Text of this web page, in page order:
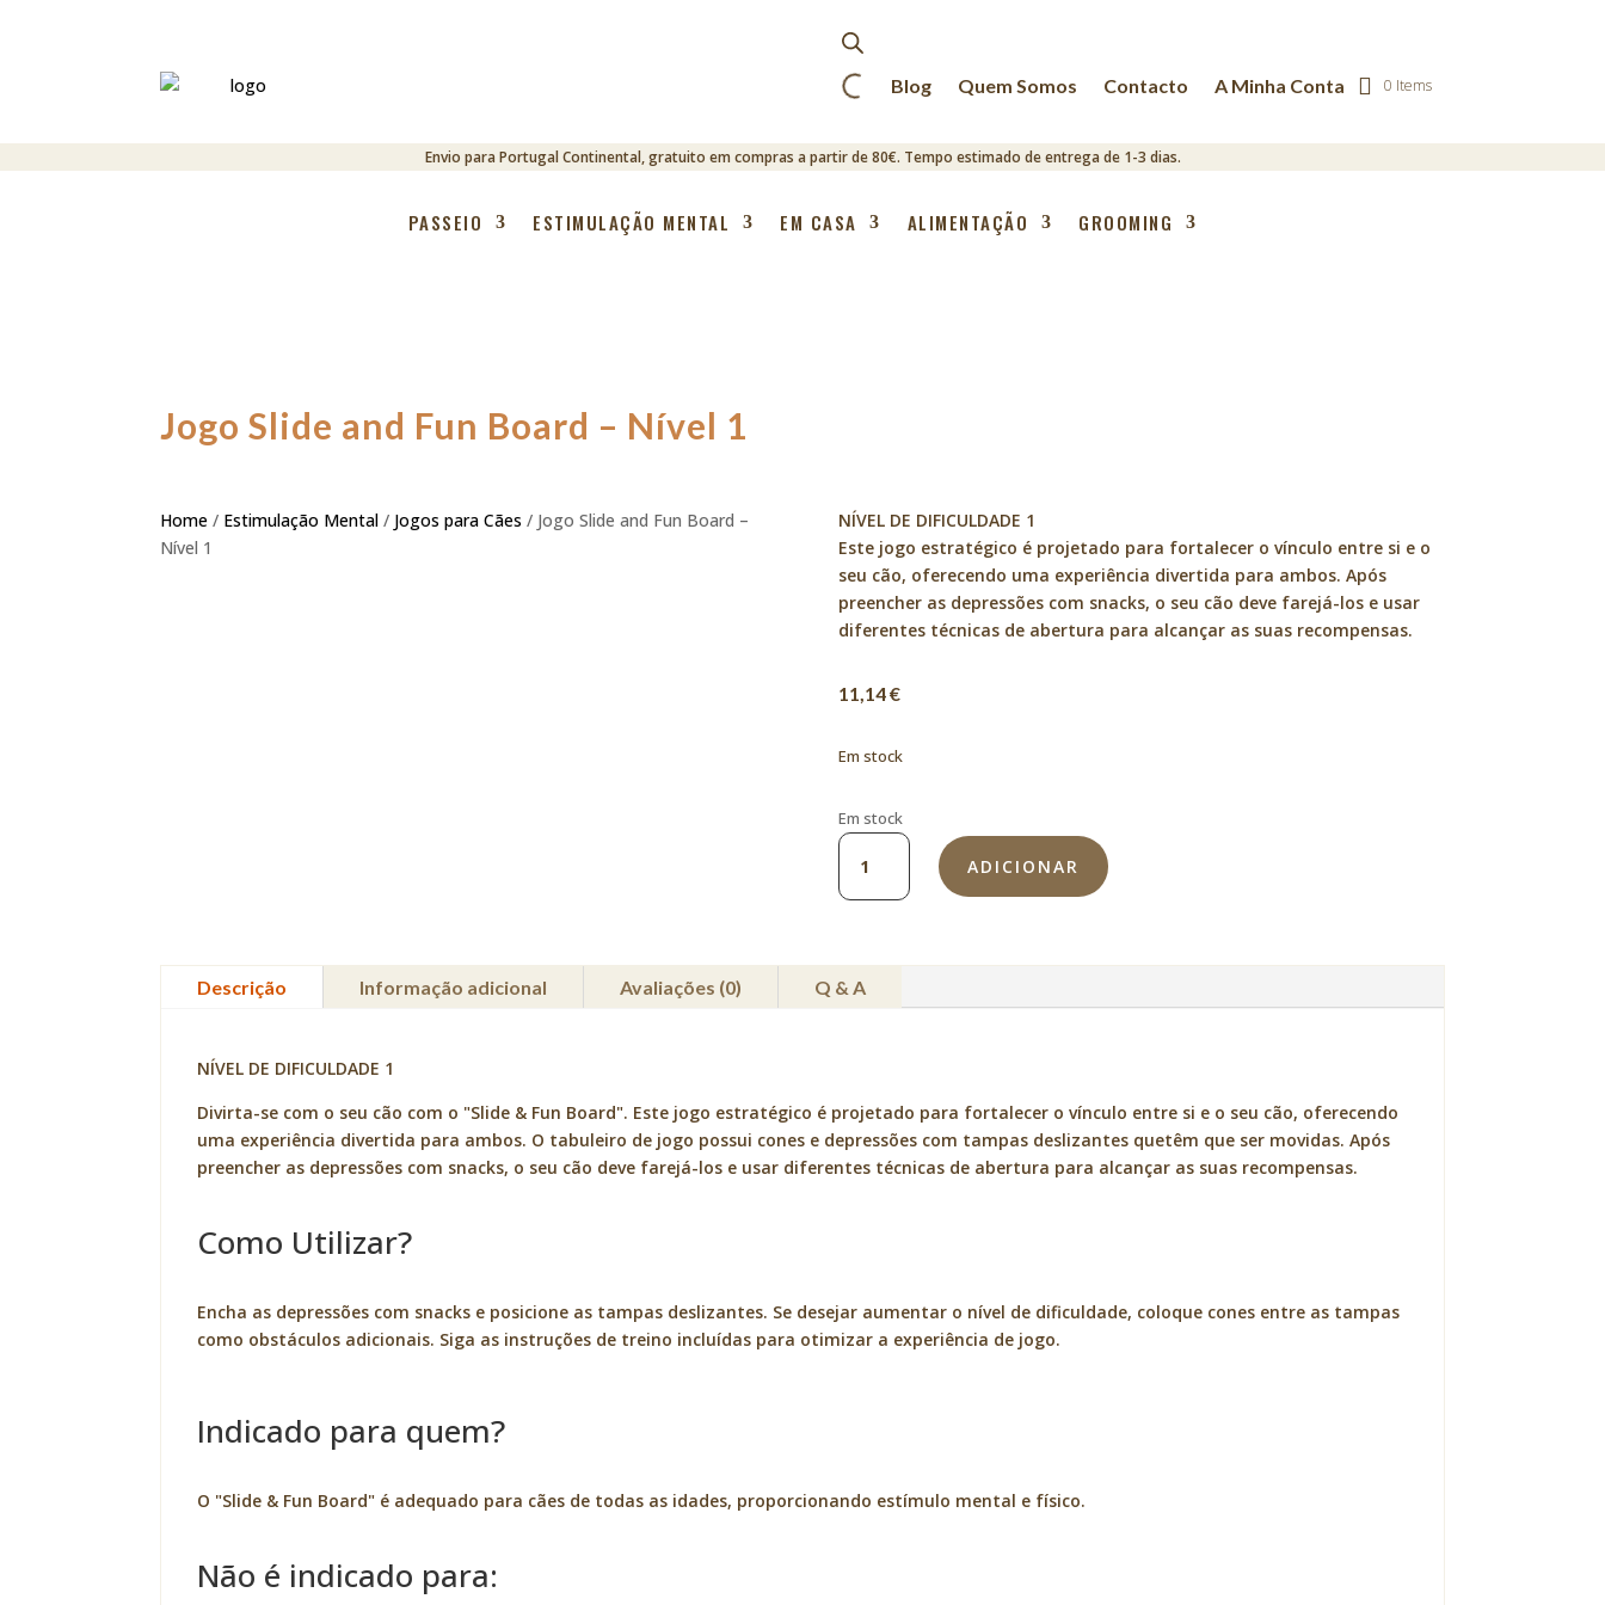
Blog Quem Somos Contacto A Minha Conta 0 Items
Envio para Portugal Continental, gratuito em compras a partir de 80€. Tempo estimado de entrega de 1-3 dias.
PASSEIO ESTIMULAÇÃO MENTAL EM CASA ALIMENTAÇÃO GROOMING
Jogo Slide and Fun Board – Nível 1
Home / Estimulação Mental / Jogos para Cães / Jogo Slide and Fun Board –
Nível 1
NÍVEL DE DIFICULDADE 1
Este jogo estratégico é projetado para fortalecer o vínculo entre si e o
seu cão, oferecendo uma experiência divertida para ambos. Após
preencher as depressões com snacks, o seu cão deve farejá-los e usar
diferentes técnicas de abertura para alcançar as suas recompensas.
11,14€
Em stock
Em stock
Quantidade
Jogo
Fun
Board
ADICIONAR
Descrição Informação adicional Avaliações (0) Q & A
NÍVEL DE DIFICULDADE 1
Divirta-se com o seu cão com o "Slide & Fun Board". Este jogo estratégico é projetado para fortalecer o vínculo entre si e o seu cão, oferecendo
uma experiência divertida para ambos. O tabuleiro de jogo possui cones e depressões com tampas deslizantes quetêm que ser movidas. Após
preencher as depressões com snacks, o seu cão deve farejá-los e usar diferentes técnicas de abertura para alcançar as suas recompensas.
Como Utilizar?
Encha as depressões com snacks e posicione as tampas deslizantes. Se desejar aumentar o nível de dificuldade, coloque cones entre as tampas
como obstáculos adicionais. Siga as instruções de treino incluídas para otimizar a experiência de jogo.
Indicado para quem?
O "Slide & Fun Board" é adequado para cães de todas as idades, proporcionando estímulo mental e físico.
Não é indicado para: